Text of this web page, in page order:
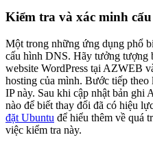
Kiểm tra và xác minh
Một trong những ứng dụng phổ
cấu hình DNS. Hãy tưởng tượng
website WordPress tại AZWEB
hosting của mình. Bước tiếp theo
IP này. Sau khi cập nhật bản ghi
nào để biết thay đổi đã có hiệu
đặt Ubuntu để hiểu thêm về quá
việc kiểm tra này.